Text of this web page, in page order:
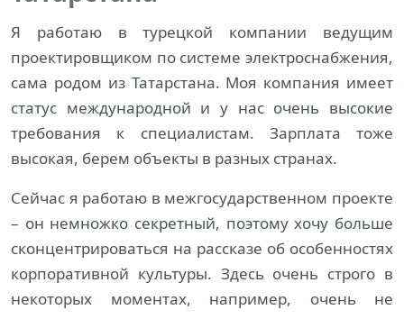
Я работаю в турецкой компании ведущим
проектировщиком по системе электроснабжения,
сама родом из Татарстана. Моя компания имеет
статус международной и у нас очень высокие
требования к специалистам. Зарплата тоже
высокая, берем объекты в разных странах.
Сейчас я работаю в межгосударственном проекте
– он немножко секретный, поэтому хочу больше
сконцентрироваться на рассказе об особенностях
корпоративной культуры. Здесь очень строго в
некоторых моментах, например, очень не